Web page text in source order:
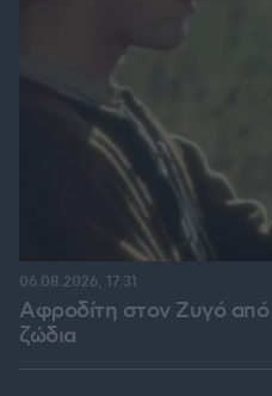
Αφροδίτη στον Ζυγό
ζώδια
06.08.2026, 17:31